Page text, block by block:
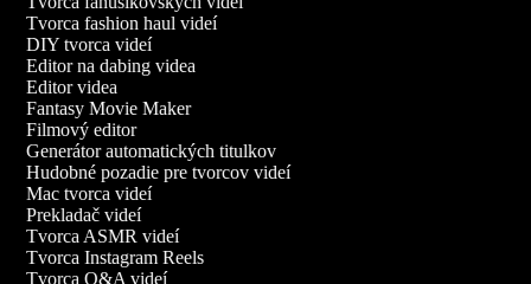
Tvorca fashion haul videí
DIY tvorca videí
Editor na dabing videa
Editor videa
Fantasy Movie Maker
Filmový editor
Generátor automatických titulkov
Hudobné pozadie pre tvorcov videí
Mac tvorca videí
Prekladač videí
Tvorca ASMR videí
Tvorca Instagram Reels
Tvorca Q&A videí